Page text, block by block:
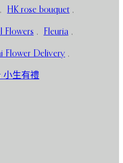
, HK rose bouquet ,
Flowers , Fleuria ,
Flower Delivery ,
小生有禮